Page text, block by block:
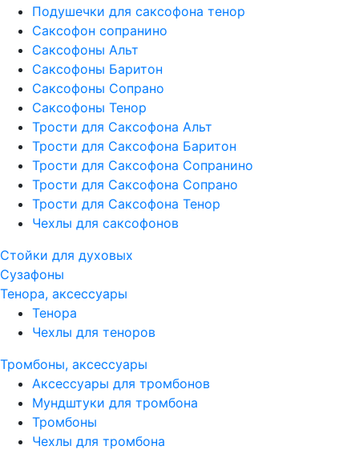
Подушечки для саксофона тенор
Саксофон сопранино
Саксофоны Альт
Саксофоны Баритон
Саксофоны Сопрано
Саксофоны Тенор
Трости для Саксофона Альт
Трости для Саксофона Баритон
Трости для Саксофона Сопранино
Трости для Саксофона Сопрано
Трости для Саксофона Тенор
Чехлы для саксофонов
Стойки для духовых
Сузафоны
Тенора, аксессуары
Тенора
Чехлы для теноров
Тромбоны, аксессуары
Аксессуары для тромбонов
Мундштуки для тромбона
Тромбоны
Чехлы для тромбона